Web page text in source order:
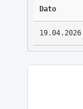
Dato
19.04.2026